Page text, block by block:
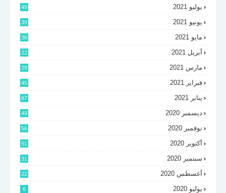
يوليو 2021 49
يونيو 2021 39
مايو 2021 36
أبريل 2021 22
مارس 2021 29
فبراير 2021 45
يناير 2021 67
ديسمبر 2020 49
نوفمبر 2020 56
أكتوبر 2020 51
سبتمبر 2020 31
أغسطس 2020 22
يوليو 2020 6